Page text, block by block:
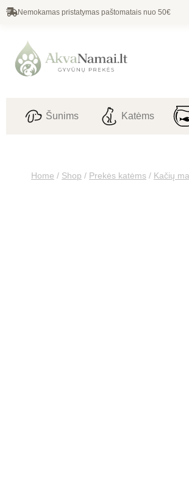
Nemokamas pristatymas paštomatais nuo 50€
Šunims Katėms
Home / Shop / Prekės katėms / Kačių